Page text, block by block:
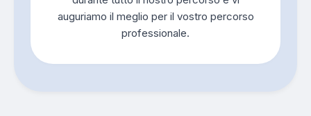
auguriamo il meglio per il vostro percorso
professionale.